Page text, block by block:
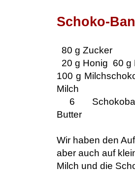
Schoko-
80 g Zucker
20 g Honig 60 g
100 g
Milch
6
Butter
Wir haben den
aber auch auf
Milch und die